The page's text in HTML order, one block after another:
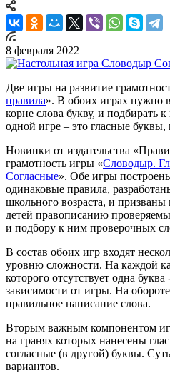
8 февраля 2022
Две игры на развитие
правила». В обоих играх нужно
корне слова букву, и подбирать
одной игре – это гласные буквы,
Новинки от издательства
грамотность игры «Словодыр.
Согласные». Обе игры
одинаковые правила,
школьного возраста, и
детей правописанию
и подбору к ним проверочных
В состав обоих игр входят
уровню сложности. На каждой
которого отсутствует одна
зависимости от игры. На
правильное написание слова.
Вторым важным компонентом
на гранях которых нанесены
согласные (в другой) буквы.
вариантов.